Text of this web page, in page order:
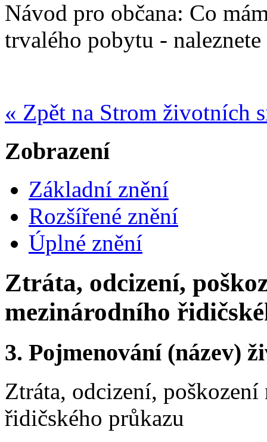
Návod pro občana: Co
trvalého pobytu - naleznete
« Zpět na Strom životních
Zobrazení
Základní znění
Rozšířené znění
Úplné znění
Ztráta, odcizení,
mezinárodního
3. Pojmenování (název)
Ztráta, odcizení,
řidičského průkazu